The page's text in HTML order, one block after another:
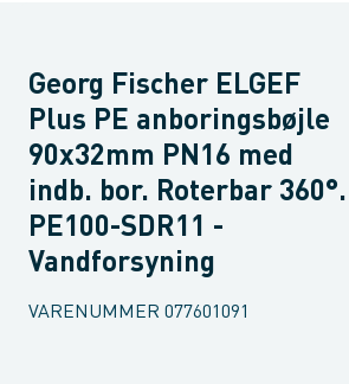
Georg Fischer ELGEF
Plus PE anboringsbøjle
90x32mm PN16 med
indb. bor. Roterbar 360°.
PE100-SDR11 -
Vandforsyning
VARENUMMER 077601091